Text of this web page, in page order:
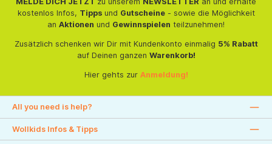
kostenlos Infos, Tippsund Gutscheine- sowie die Möglichkeit
an Aktionen und Gewinnspielen teilzunehmen!
Zusätzlich schenken wir Dir mit Kundenkonto einmalig 5% Rabatt
auf Deinen ganzen Warenkorb!
Hier gehts zur Anmeldung!
All you need is help?
Wollkids Infos & Tipps